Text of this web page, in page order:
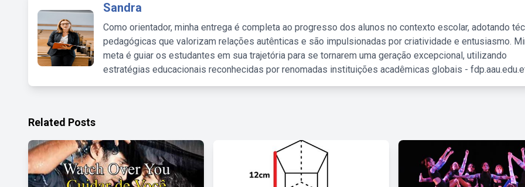
Sandra
Como orientador, minha entrega é completa ao progresso dos alunos no contexto escolar, adotando
pedagógicas que valorizam relações autênticas e são impulsionadas por criatividade e entusiasmo.
meta é guiar os estudantes em sua trajetória para se tornarem uma geração excepcional, utilizando
estratégias educacionais reconhecidas por renomadas instituições acadêmicas globais -
Related Posts